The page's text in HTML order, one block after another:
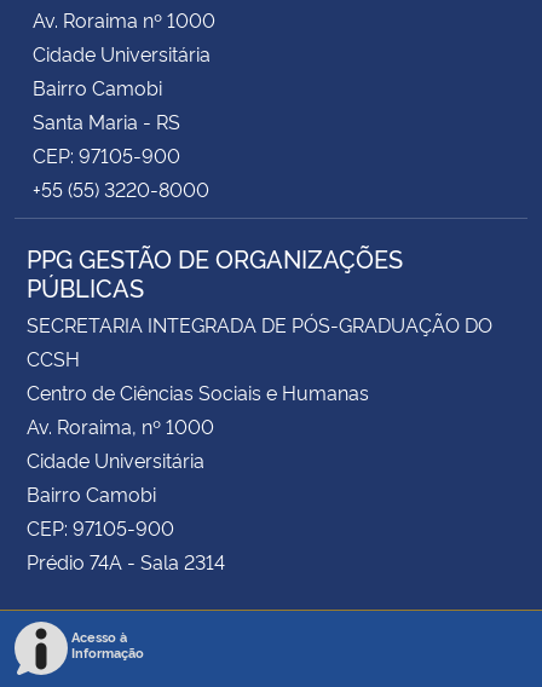
Av. Roraima nº 1000
Cidade Universitária
Bairro Camobi
Santa Maria - RS
CEP: 97105-900
+55 (55) 3220-8000
PPG GESTÃO DE ORGANIZAÇÕES
PÚBLICAS
SECRETARIA INTEGRADA DE PÓS-GRADUAÇÃO DO
CCSH
Centro de Ciências Sociais e Humanas
Av. Roraima, nº 1000
Cidade Universitária
Bairro Camobi
CEP: 97105-900
Prédio 74A - Sala 2314
Acesso à
Informação